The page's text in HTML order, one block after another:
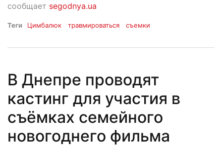
сообщает segodnya.ua
Теги Цимбалюк травмироваться съемки
В Днепре проводят
кастинг для участия в
съёмках семейного
новогоднего фильма